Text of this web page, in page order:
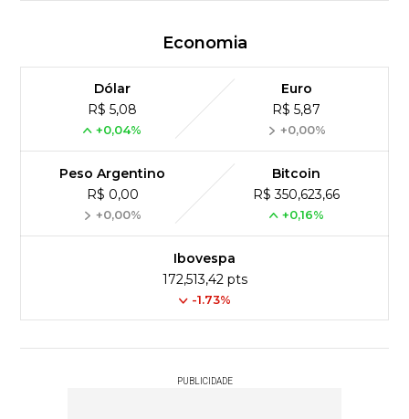
Economia
Dólar
R$ 5,08
+0,04%
Euro
R$ 5,87
+0,00%
Peso Argentino
R$ 0,00
+0,00%
Bitcoin
R$ 350,623,66
+0,16%
Ibovespa
172,513,42 pts
-1.73%
PUBLICIDADE